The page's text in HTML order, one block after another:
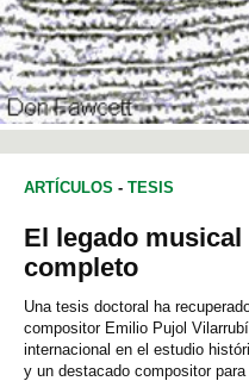
ARTÍCULOS - TESIS
El legado
completo
Una tesis doctoral ha
compositor Emilio Pujol
internacional en el estudio
y un destacado compositor